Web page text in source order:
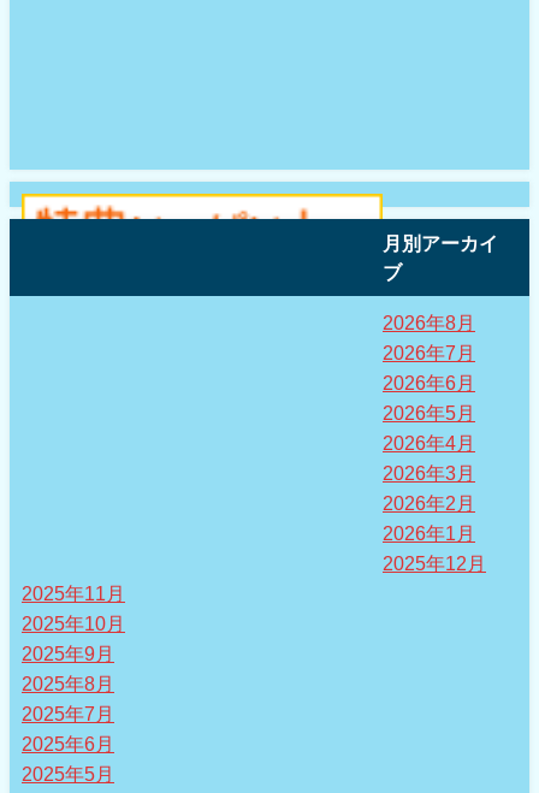
月別アーカイ
ブ
2026年8月
2026年7月
2026年6月
2026年5月
2026年4月
2026年3月
2026年2月
2026年1月
2025年12月
2025年11月
2025年10月
2025年9月
2025年8月
2025年7月
2025年6月
2025年5月